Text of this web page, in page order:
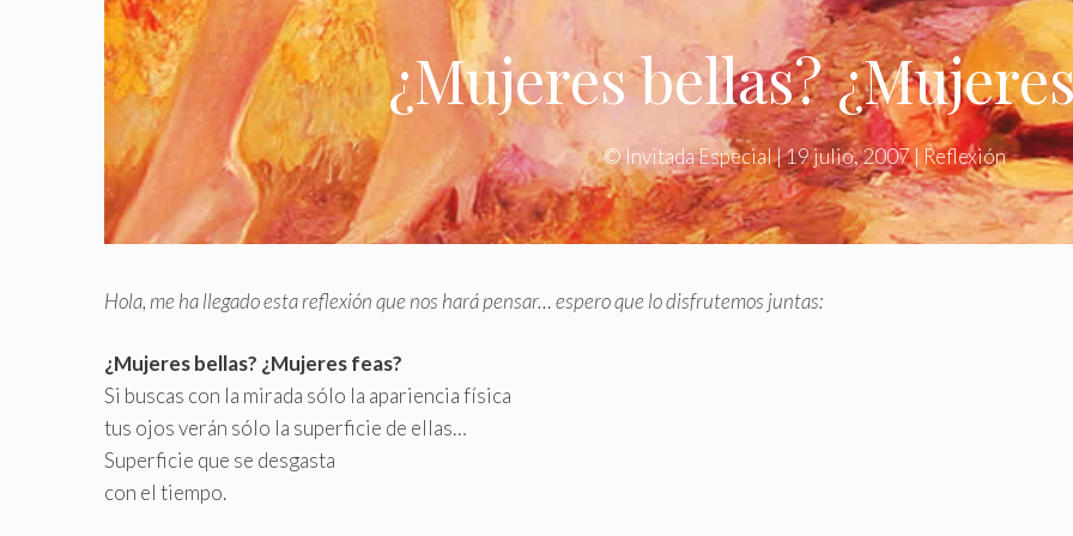
¿Mujeres bellas?
©Invitada Especial|19 julio, 2007| Reflexión
Hola, me ha llegado esta reflexión que nos hará pensar… espero que lo disfrutemos juntas:
¿Mujeres bellas? ¿Mujeres feas?
Si buscas con la mirada sólo la apariencia física
tus ojos verán sólo la superficie de ellas…
Superficie que se desgasta
con el tiempo.